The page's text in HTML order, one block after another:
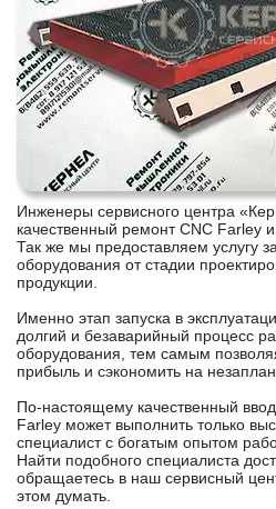
Инженеры сервисного центра
качественный ремонт CNC Farley
Так же мы предоставляем услугу
оборудования от стадии
продукции.
Именно этап запуска в
долгий и безаварийный процесс
оборудования, тем самым
прибыль и сэкономить на
По-настоящему качественный
Farley может выполнить только
специалист с богатым опытом
Найти подобного специалиста
обращаетесь в наш сервисный
этом думать.